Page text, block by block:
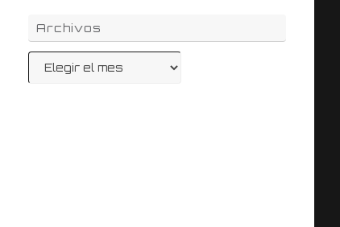
Archivos
Archivos